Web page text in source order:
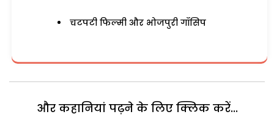
चटपटी फिल्मी और भोजपुरी गॉसिप
और कहानियां पढ़ने के लिए क्लिक करें...